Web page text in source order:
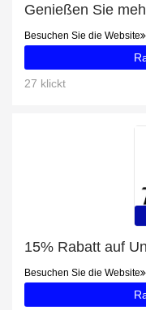
Besuchen Sie die Website
27 klickt
Besuchen Sie die Website